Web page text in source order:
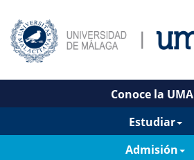
Conoce la UMA
Estudiar
Admisión